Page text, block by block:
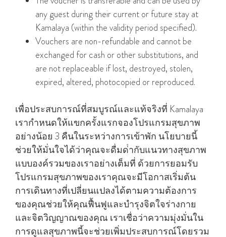
any guest during their current or future stay at
Kamalaya (within the validity period specified).
Vouchers are non-refundable and cannot be
exchanged for cash or other substitutions, and
are not replaceable if lost, destroyed, stolen,
expired, altered, photocopied or reproduced.
เพื่อประสบการณ์ที่สมบูรณ์และแท้จริงที่ Kamalaya
เรากําหนดให้แขกครั้งแรกจองโปรแกรมสุขภาพ
อย่างน้อย 3 คืนในระหว่างการเข้าพัก นโยบายนี้
ช่วยให้มั่นใจได้ว่าคุณจะดื่มด่ํากับแนวทางสุขภาพ
แบบองค์รวมของเราอย่างเต็มที่ ด้วยการยอมรับ
โปรแกรมสุขภาพของเราคุณจะมีโอกาสเริ่มต้น
การเดินทางที่เปลี่ยนแปลงได้ตามความต้องการ
ของคุณช่วยให้คุณฟื้นฟูและบํารุงจิตใจร่างกาย
และจิตวิญญาณของคุณ เราเชื่อว่าความมุ่งมั่นใน
การดูแลสุขภาพนี้จะช่วยเพิ่มประสบการณ์โดยรวม